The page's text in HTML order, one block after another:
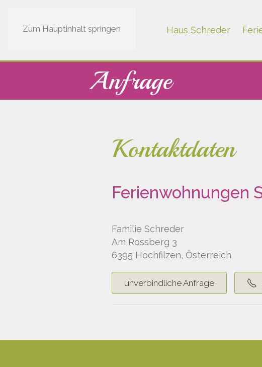
Zum Hauptinhalt springen Haus Schreder
Anfrage
Kontaktdaten
Ferienwohnungen
Familie Schreder
Am Rossberg 3
6395 Hochfilzen, Österreich
unverbindliche Anfrage